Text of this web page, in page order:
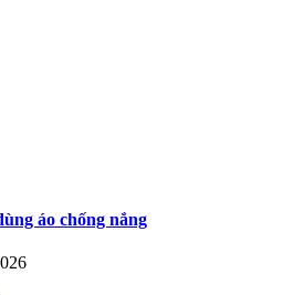
áo chống nắng